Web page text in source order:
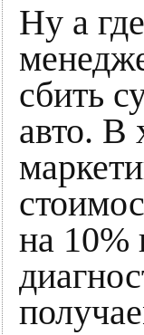
Ну а
сбить
авто. В
на 10%